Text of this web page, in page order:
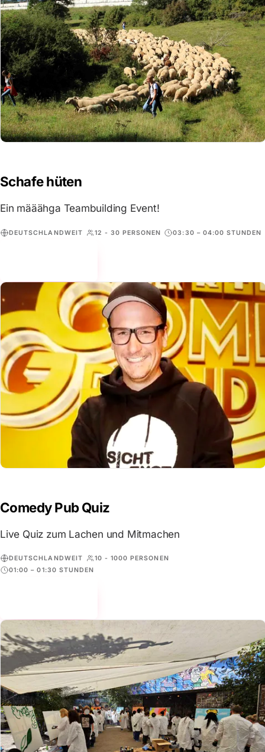
Schafe hüten
Ein määähga Teambuilding Event!
DEUTSCHLANDWEIT 12 - 30 PERSONEN 03:30 – 04:00 STUNDEN
Comedy Pub Quiz
Live Quiz zum Lachen und Mitmachen
DEUTSCHLANDWEIT
10 - 1000 PERSONEN
01:00 – 01:30 STUNDEN